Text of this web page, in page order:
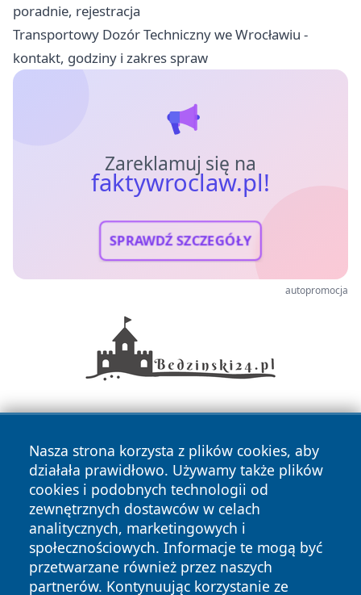
poradnie, rejestracja
Transportowy Dozór Techniczny we Wrocławiu -
kontakt, godziny i zakres spraw
Zareklamuj się na
faktywroclaw.pl!
SPRAWDŹ SZCZEGÓŁY
autopromocja
Nasza strona korzysta z plików cookies, aby
działała prawidłowo. Używamy także plików
cookies i podobnych technologii od
zewnętrznych dostawców w celach
analitycznych, marketingowych i
społecznościowych. Informacje te mogą być
przetwarzane również przez naszych
partnerów. Kontynuując korzystanie ze
Copyright © 2026 faktywroclaw.pl Wszystkie prawa
zastrzeżone.
Polityka Polityka